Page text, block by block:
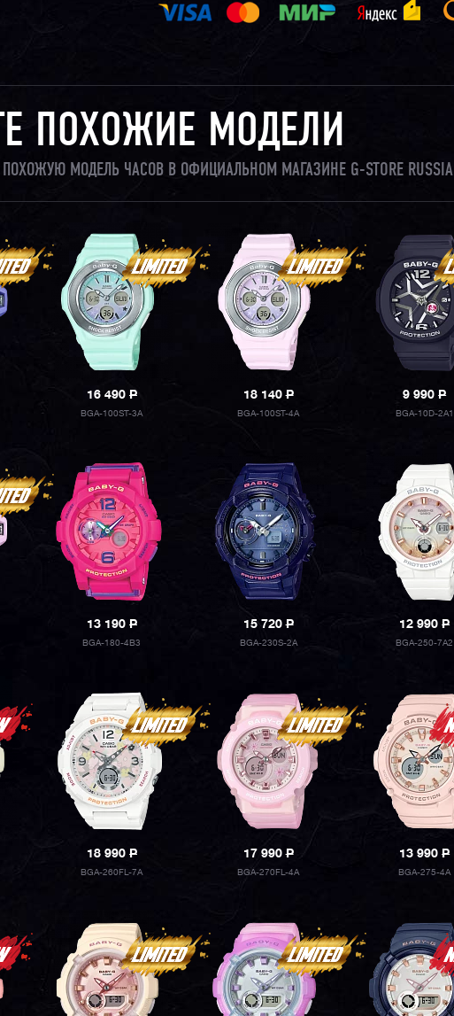
ПОХОЖИЕ МОДЕЛИ
ПОХОЖУЮ МОДЕЛЬ ЧАСОВ В ОФИЦИАЛЬНОМ МАГАЗИНЕ G-STORE RUSSIA
16 490 P
BGA-100ST-3A
18 140P
BGA-100ST-4A
9 990P
BGA-10D-2A1
13 190 P
BGA-180-4B3
15 720P
BGA-230S-2A
12 990P
BGA-250-7A2
18 990 P
BGA-260FL-7A
17 990P
BGA-270FL-4A
13 990P
BGA-275-4A